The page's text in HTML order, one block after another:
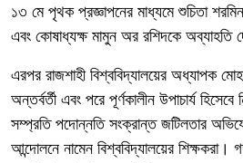
১৩ মে পৃথক প্রজ্ঞাপনের মাধ্যমে শুচিতা
এবং কোষাধ্যক্ষ মামুন অর রশিদকে অব্যাহতি
এরপর রাজশাহী বিশ্ববিদ্যালয়ের অধ্যাপক
অন্তর্বর্তী এবং পরে পূর্ণকালীন উপাচার্য
সম্প্রতি পদোন্নতি সংক্রান্ত জটিলতার
আন্দোলনে নামেন বিশ্ববিদ্যালয়ের শিক্ষকরা।